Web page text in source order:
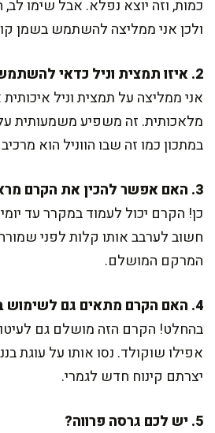
כמות, וזה יוצא נפלא. אבל שימו
ולכן אני ממליצה להשתמש בשמן
2. איזו תמצית וניל כדאי להשתמש?
אני ממליצה על תמצית וניל
מלאכותית. זה משפיע משמעותית
במתכון כמו זה שבו הווניל הוא
3. האם אפשר להכין את הקרם מראש?
כן! הקרם יכול לעמוד במקרר עד
חשוב לערבב אותו קלות לפני
המרקם המושלם.
4. האם הקרם מתאים גם לשימוש בעוגות אחרות?
בהחלט! הקרם הזה מושלם גם
אפילו שוקולד. נסו אותו על עוגת
יצרתם קינוח חדש לגמרי.
5. יש לכם גרסה פרווה?